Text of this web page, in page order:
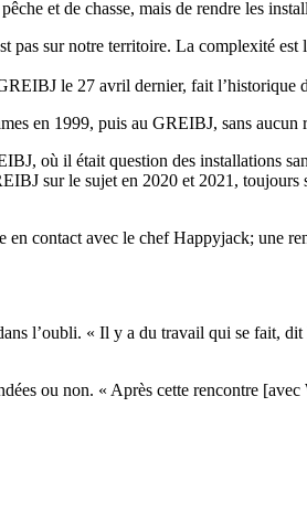
et de chasse, mais de rendre les
pas sur notre territoire. La complexité
le 27 avril dernier, fait l’historique
en 1999, puis au GREIBJ, sans aucun
où il était question des installations
sur le sujet en 2020 et 2021,
contact avec le chef Happyjack; une
l’oubli. « Il y a du travail qui se
ou non. « Après cette rencontre